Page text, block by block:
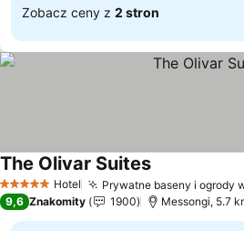
Zobacz ceny z 2 stron
5 KategoriaHotel Prywatne baseny i ogrody
The Olivar SuitesWyświetl ceny
9,6 Znakomity 1900 Messongi, 5.7